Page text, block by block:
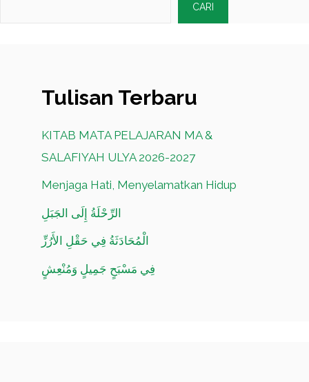
CARI
Tulisan Terbaru
KITAB MATA PELAJARAN MA &
SALAFIYAH ULYA 2026-2027
Menjaga Hati, Menyelamatkan Hidup
الرِّحْلَةُ إِلَى الجَبَلِ
الْمُحَادَثَةُ فِي حَقْلِ الأَرُزِّ
فِي مَسْبَحٍ جَمِيلٍ وَمُنْعِشٍ